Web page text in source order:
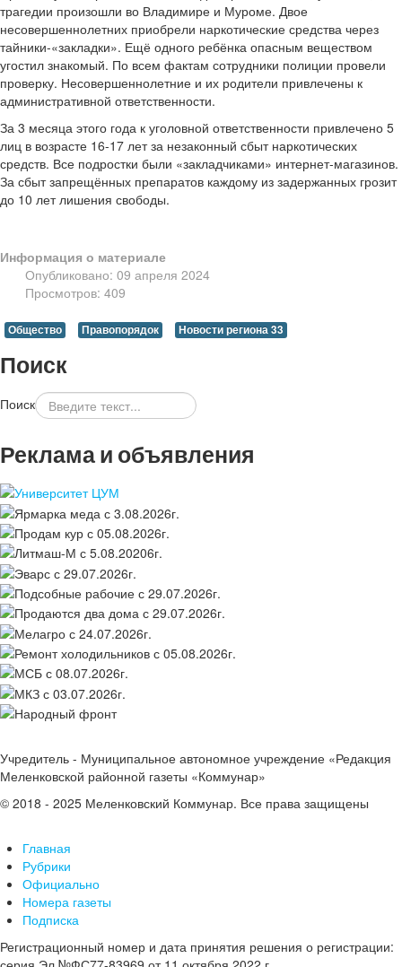
трагедии произошли во Владимире и Муроме. Двое
несовершеннолетних приобрели наркотические средства через
тайники-«закладки». Ещё одного ребёнка опасным веществом
угостил знакомый. По всем фактам сотрудники полиции провели
проверку. Несовершеннолетние и их родители привлечены к
административной ответственности.
За 3 месяца этого года к уголовной ответственности привлечено 5
лиц в возрасте 16-17 лет за незаконный сбыт наркотических
средств. Все подростки были «закладчиками» интернет-магазинов.
За сбыт запрещённых препаратов каждому из задержанных грозит
до 10 лет лишения свободы.
Информация о материале
Опубликовано: 09 апреля 2024
Просмотров: 409
Общество Правопорядок Новости региона 33
Поиск
Поиск
Реклама и объявления
Учредитель - Муниципальное автономное учреждение «Редакция
Меленковской районной газеты «Коммунар»
© 2018 - 2025 Меленковский Коммунар. Все права защищены
Главная
Рубрики
Официально
Номера газеты
Подписка
Регистрационный номер и дата принятия решения о регистрации: